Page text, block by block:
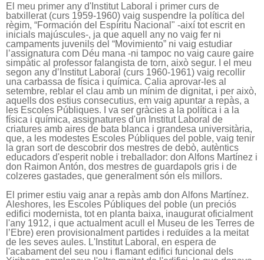
El meu primer any d'Institut Laboral i primer curs de
batxillerat (curs 1959-1960) vaig suspendre la política del
règim, “Formación del Espíritu Nacional" -així tot escrit en
inicials majúscules-, ja que aquell any no vaig fer ni
campaments juvenils del “Movimiento” ni vaig estudiar
l’assignatura com Déu mana -ni tampoc no vaig caure gaire
simpàtic al professor falangista de torn, això segur. I el meu
segon any d’Institut Laboral (curs 1960-1961) vaig recollir
una carbassa de física i química. Calia aprovar-les al
setembre, reblar el clau amb un mínim de dignitat, i per això,
aquells dos estius consecutius, em vaig apuntar a repàs, a
les Escoles Públiques. I va ser gràcies a la política i a la
física i química, assignatures d'un Institut Laboral de
criatures amb aires de bata blanca i grandesa universitària,
que, a les modestes Escoles Públiques del poble, vaig tenir
la gran sort de descobrir dos mestres de debò, autèntics
educadors d'esperit noble i treballador: don Alfons Martínez i
don Raimon Antón, dos mestres de guardapols gris i de
colzeres gastades, que generalment són els millors.
El primer estiu vaig anar a repàs amb don Alfons Martínez.
Aleshores, les Escoles Públiques del poble (un preciós
edifici modernista, tot en planta baixa, inaugurat oficialment
l'any 1912, i que actualment acull el Museu de les Terres de
l’Ebre) eren provisionalment partides i reduïdes a la meitat
de les seves aules. L'Institut Laboral, en espera de
l'acabament del seu nou i flamant edifici funcional dels